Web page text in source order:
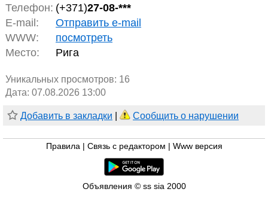
Телефон: (+371)27-08-***
E-mail:
Отправить e-mail
WWW:
посмотреть
Место:
Рига
Уникальных просмотров: 16
Дата: 07.08.2026 13:00
Добавить в закладки Сообщить о нарушении
Правила Связь с редактором Www версия
Объявления © ss sia 2000